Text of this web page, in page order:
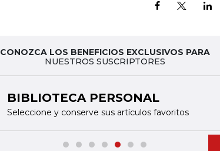
CONOZCA LOS BENEFICIOS EXCLUSIVOS PARA
NUESTROS SUSCRIPTORES
BIBLIOTECA PERSONAL
Seleccione y conserve sus artículos favoritos